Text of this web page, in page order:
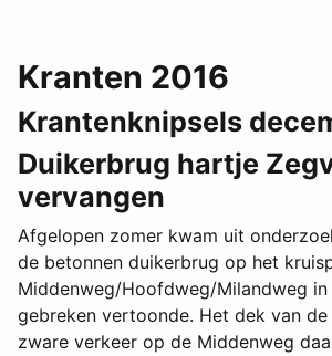
Kranten 2016
Krantenknipsels
Duikerbrug hartje
vervangen
Afgelopen zomer kwam uit
de betonnen duikerbrug op het
Middenweg/Hoofdweg/Milandweg
gebreken vertoonde. Het dek van
zware verkeer op de Middenweg